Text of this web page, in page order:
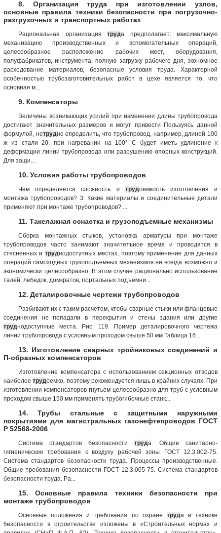
8. Организация труда при изготовлении узлов,
основные правила техники безопасности при погрузочно-
разгрузочных и транспортных работах
Рациональная организация труда предполагает: максимальную
механизацию производственных и вспомогательных операций,
целесообразное расположение рабочих мест, оборудования,
полуфабрикатов, инструмента, полную загрузку рабочего дня, экономное
расходование материалов, безопасные условия труда. Характерной
особенностью трубозаготовительных работ в цехе является то, что
основная м...
9. Компенсаторы
Величины возникающих усилий при изменении длины трубопровода
достигают значительных размеров и могут привести Пользуясь данной
формулой, нетрудно определить, что трубопровод, например, длиной 100
ж из стали 20, при нагревании на 100° С будет иметь удлинение к
деформации линии трубопровода или разрушению опорных конструкций.
Для защи...
10. Условия работы трубопроводов
Чем определяется сложность и трудоемкость изготовления и
монтажа трубопроводов? 3. Какие материалы и соединительные детали
применяют при монтаже трубопроводов? ...
11. Такелажная оснастка и грузоподъемные механизмы
Сборка монтажных стыков, установка арматуры при монтаже
трубопроводов часто занимают значительное время и проводятся в
стесненных и труднодоступных местах, поэтому применение для данных
операций самоходных грузоподъемных механизмов не всегда возможно и
экономически целесообразно. В этом случае рационально использование
талей, лебедок, домкратов, портальных подъемни...
12. Деталировочные чертежи трубопроводов
Разбивают их с таким расчетом, чтобы сварные стыки или фланцевые
соединения не попадали в перекрытия и стены здания или другие
труднодоступные места. Рис. 119. Пример деталировочного чертежа
линии трубопровода с условным проходом свыше 50 мм Таблица 16...
13. Изготовление сварных тройниковых соединений и
П-образных компенсаторов
Изготовление компенсатора с использованием секционных отводов
наиболеетрудоемко, поэтому рекомендуется лишь в крайних случаях. При
изготовлении компенсаторов гнутьем целесообразно для труб с условным
проходом свыше 150 мм применять трубогибочные станк...
14. Трубы стальные с защитными наружными
покрытиями для магистральных газонефтепроводов ГОСТ
Р 52568-2006
Система стандартов безопасности труда. Общие санитарно-
гигиенические требования к воздуху рабочей зоны ГОСТ 12.3.002-75.
Система стандартов безопасности труда. Процессы производственные.
Общие требования безопасности ГОСТ 12.3.005-75. Система стандартов
безопасности труда. Ра...
15. Основные правила техники безопасности при
монтаже трубопроводов
Основные положения и требования по охране труда и технике
безопасности в строительстве изложены в «Строительных нормах и